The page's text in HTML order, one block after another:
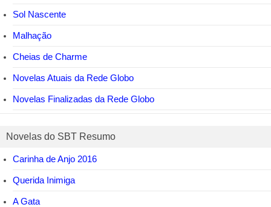
Sol Nascente
Malhação
Cheias de Charme
Novelas Atuais da Rede Globo
Novelas Finalizadas da Rede Globo
Novelas do SBT Resumo
Carinha de Anjo 2016
Querida Inimiga
A Gata